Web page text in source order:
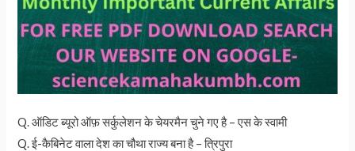
Q. ऑडिट ब्यूरो ऑफ़ सर्कुलेशन के चेयरमैन चुने गए है – एस के स्वामी
Q. ई-कैबिनेट वाला देश का चौथा राज्य बना है – त्रिपुरा